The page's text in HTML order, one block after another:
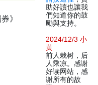
》
助好讀也讓我
們知道你的鼓
勵與支持。
2024/12/3 小
黄
前人栽树，后
人乘凉。感谢
好读网站，感
谢所有的故